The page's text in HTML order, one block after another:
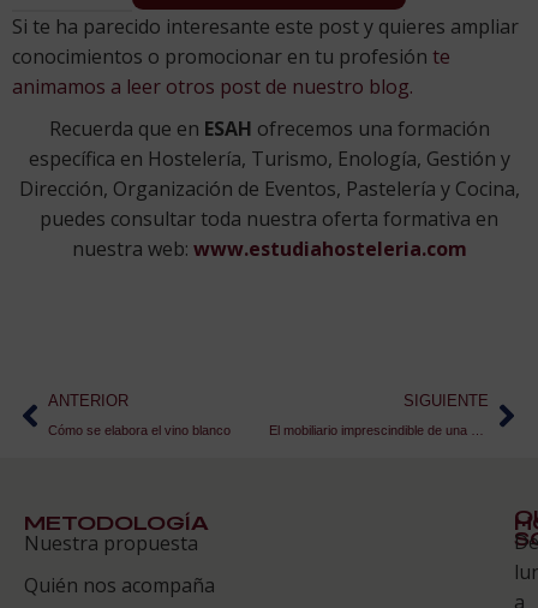
Si te ha parecido interesante este post y quieres ampliar
conocimientos o promocionar en tu profesión te
animamos a leer otros post de nuestro blog.
Recuerda que en ESAH ofrecemos una formación
específica en Hostelería, Turismo, Enología, Gestión y
Dirección, Organización de Eventos, Pastelería y Cocina,
puedes consultar toda nuestra oferta formativa en
nuestra web: www.estudiahosteleria.com
ANTERIOR
Cómo se elabora el vino blanco
SIGUIENTE
METODOLOGÍA
Nuestra propuesta
Quién nos acompaña
De
a